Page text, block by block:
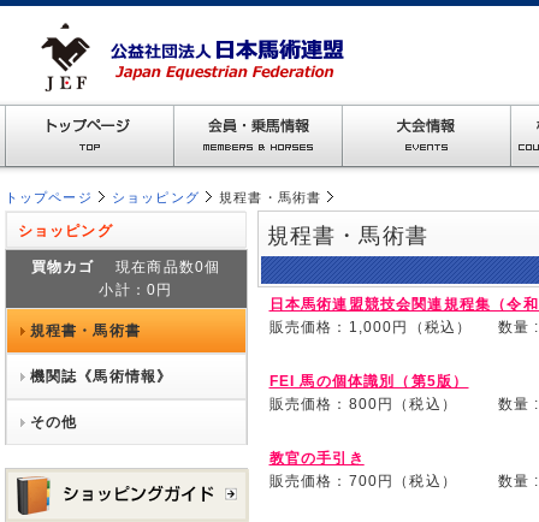
トップページ ショッピング 規程書・馬術書
ショッピング
買物カゴ 現在商品数0個
小計：0円
規程書・馬術書
機関誌《馬術情報》
その他
規程書・馬術書
日本馬術連盟競技会関連規程集（令
販売価格：1,000円（税込）
数量 :
FEI 馬の個体識別（第5版）
販売価格：800円（税込）
数量 :
教官の手引き
販売価格：700円（税込）
数量 :